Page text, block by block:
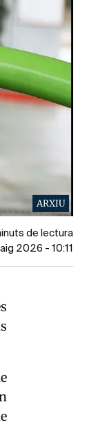
ARXIU
de lectura
2026 - 10:11